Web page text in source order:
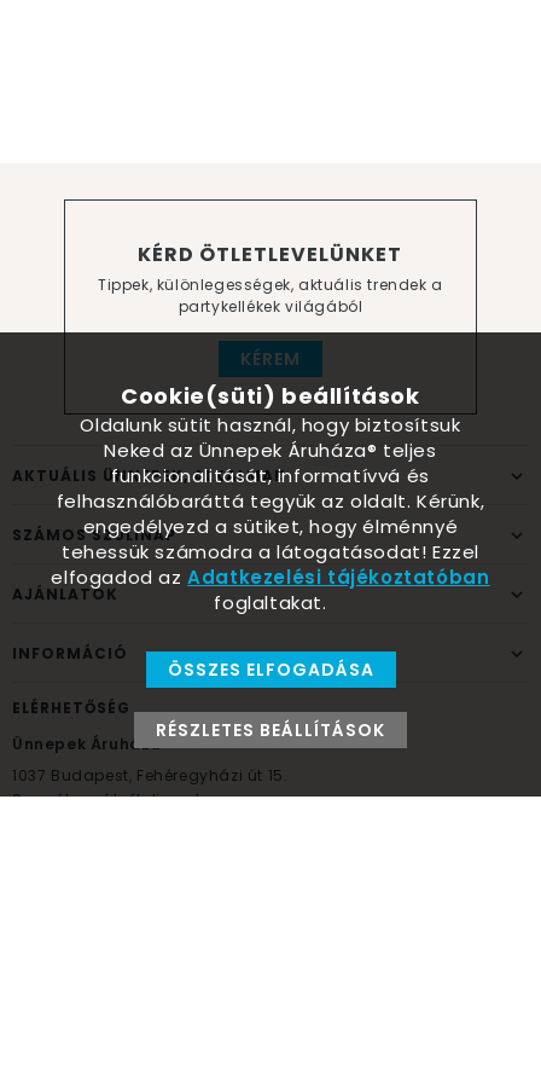
KÉRD ÖTLETLEVELÜNKET
Tippek, különlegességek, aktuális trendek a
partykellékek világából
KÉREM
AKTUÁLIS ÜNNEPEK, ALKALMAK
SZÁMOS SZÜLINAP
AJÁNLATOK
INFORMÁCIÓ
ELÉRHETŐSÉG
Ünnepek Áruháza
1037 Budapest, Fehéregyházi út 15.
Személyes átvételi pont
Cookie(süti) beállítások
Oldalunk sütit használ, hogy biztosítsuk
Neked az Ünnepek Áruháza® teljes
funkcionalitását, informatívvá és
felhasználóbaráttá tegyük az oldalt. Kérünk,
engedélyezd a sütiket, hogy élménnyé
tehessük számodra a látogatásodat! Ezzel
elfogadod azAdatkezelési tájékoztatóban
foglaltakat.
ÖSSZES ELFOGADÁSA
RÉSZLETES BEÁLLÍTÁSOK